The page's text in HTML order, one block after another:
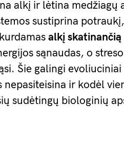
alkį ir lėtina medžiagų
sustiprina
alkį
sąnaudas, o
Šie galingi
ir kodėl
sudėtingų biologinių